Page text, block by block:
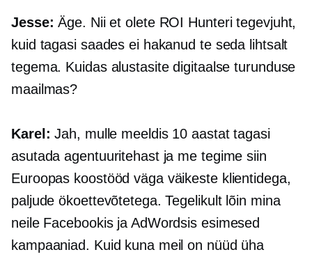
Jesse: Äge. Nii et olete ROI Hunteri tegevjuht,
kuid tagasi saades ei hakanud te seda lihtsalt
tegema. Kuidas alustasite digitaalse turunduse
maailmas?
Karel: Jah, mulle meeldis 10 aastat tagasi
asutada agentuuritehast ja me tegime siin
Euroopas koostööd väga väikeste klientidega,
paljude ökoettevõtetega. Tegelikult lõin mina
neile Facebookis ja AdWordsis esimesed
kampaaniad. Kuid kuna meil on nüüd üha